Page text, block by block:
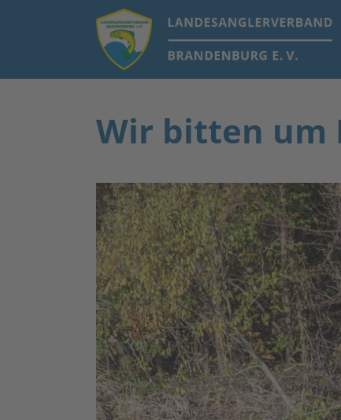
Wir bitten um